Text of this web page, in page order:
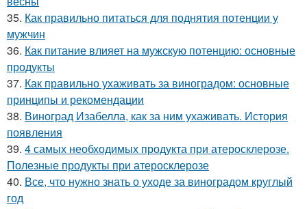
35. Как правильно питаться для поднятия потенции у
мужчин
36. Как питание влияет на мужскую потенцию: основные
продукты
37. Как правильно ухаживать за виноградом: основные
принципы и рекомендации
38. Виноград Изабелла, как за ним ухаживать. История
появления
39. 4 самых необходимых продукта при атеросклерозе.
Полезные продукты при атеросклерозе
40. Все, что нужно знать о уходе за виноградом круглый
год